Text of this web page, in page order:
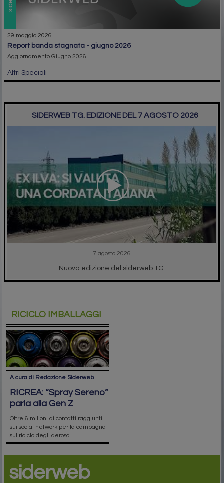
29 maggio 2026
report banda stagnata - giugno 2026
Aggiornamento Giugno 2026
Altri Speciali
SIDERWEB TG. EDIZIONE DEL 7 AGOSTO 2026
7 agosto 2026
Nuova edizione del siderweb TG.
RICICLO IMBALLAGGI
A cura di Redazione Siderweb
RICREA: “Spray Sereno”
parla alla Gen Z
Oltre 6 milioni di contatti raggiunti
sui social network per la campagna
sul riciclo degli aerosol
siderweb